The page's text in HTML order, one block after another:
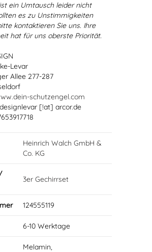
ein Umtausch leider nicht
es zu Unstimmigkeiten
kontaktieren Sie uns. Ihre
hat für uns oberste Priorität.
Levar
Allee 277-287
schutzengel.com
[!at] arcor.de
Heinrich Walch GmbH &
Co. KG
3er Gechirrset
124555119
6-10 Werktage
Melamin,